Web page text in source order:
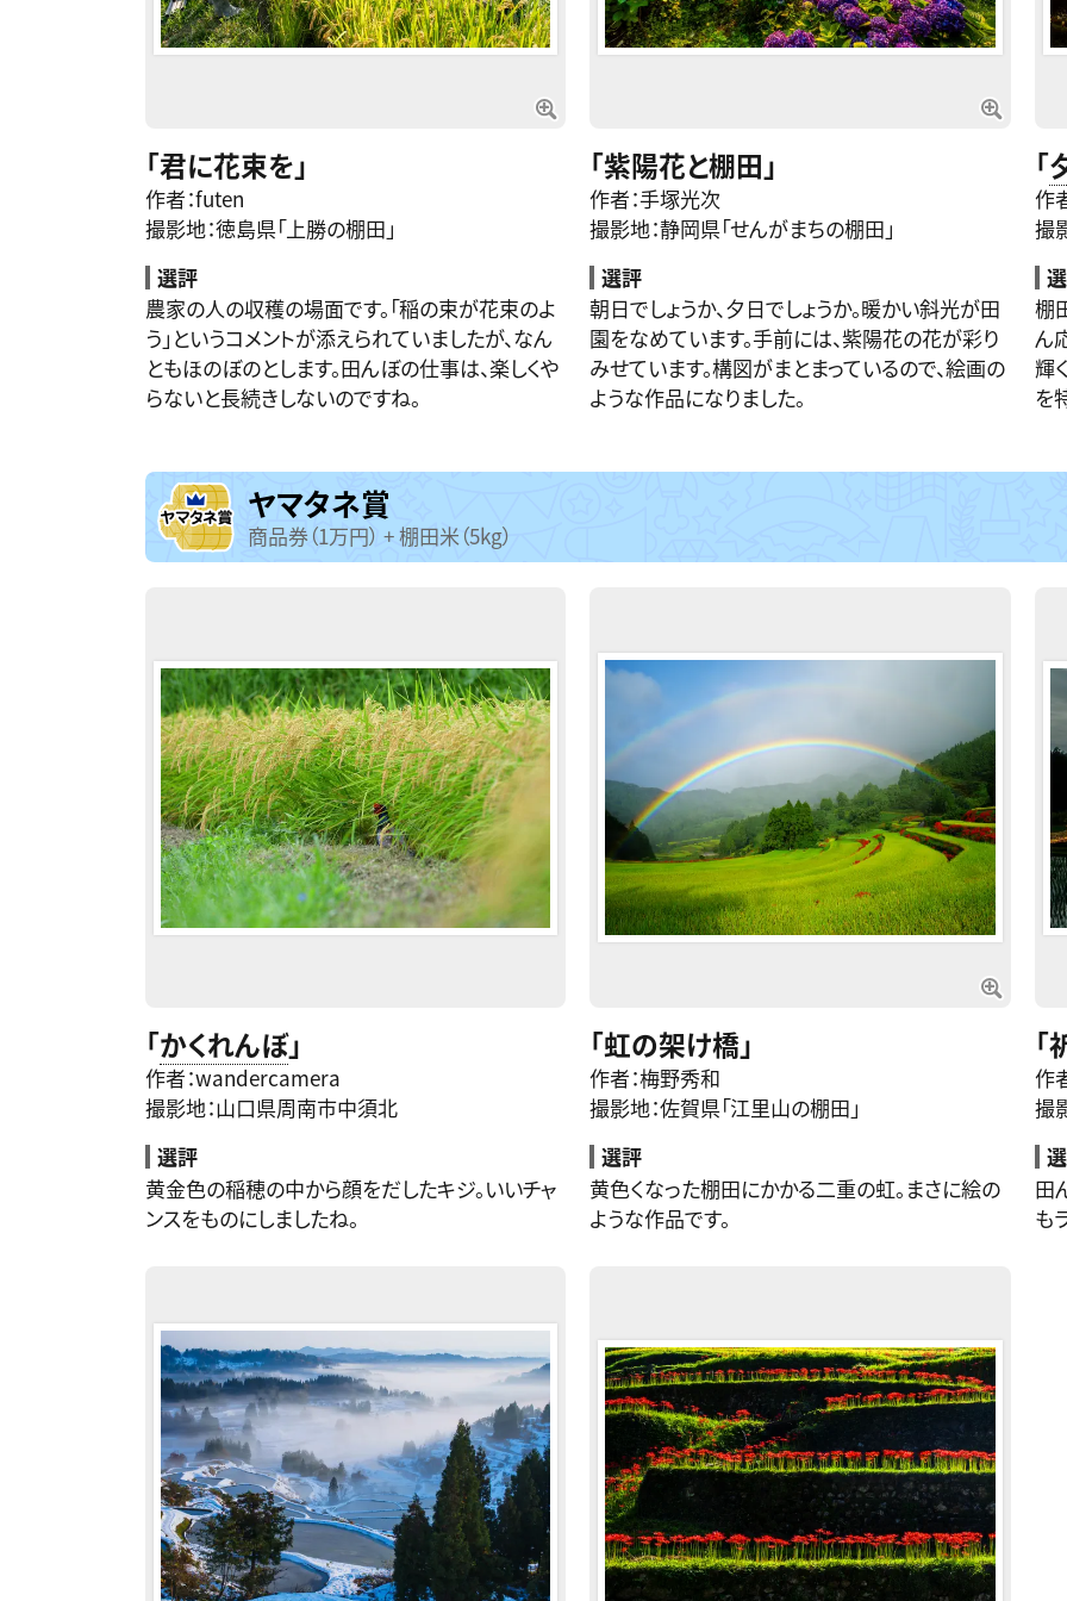
「君に花束を」
作者：futen
撮影地：徳島県「上勝の棚田」
選評
農家の人の収穫の場面です。「稲の束が花束のよ
う」というコメントが添えられていましたが、なん
ともほのぼのとします。田んぼの仕事は、楽しくや
らないと長続きしないのですね。
「紫陽花と棚田」
作者：手塚光次
撮影地：静岡県「せんがまちの棚田」
選評
朝日でしょうか、夕日でしょうか。暖かい斜光が田
園をなめています。手前には、紫陽花の花が彩り
みせています。構図がまとまっているので、絵画の
ような作品になりました。
「
作
撮
棚
ん
輝
を
ヤマタネ賞
商品券（1万円） + 棚田米（5kg）
「かくれんぼ」
作者：wandercamera
撮影地：山口県周南市中須北
選評
黄金色の稲穂の中から顔をだしたキジ。いいチャ
ンスをものにしましたね。
「虹の架け橋」
作者：梅野秀和
撮影地：佐賀県「江里山の棚田」
選評
黄色くなった棚田にかかる二重の虹。まさに絵の
ような作品です。
「
作
撮
田
も